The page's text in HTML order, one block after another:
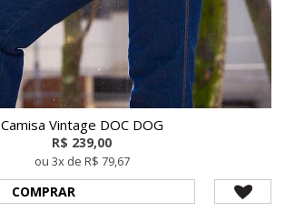
Camisa Vintage DOC DOG
R$ 239,00
ou 3x de R$ 79,67
COMPRAR